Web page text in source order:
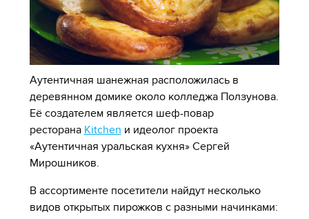
Аутентичная шанежная расположилась в
деревянном домике около колледжа Ползунова.
Её создателем является шеф-повар
ресторана Kitchen и идеолог проекта
«Аутентичная уральская кухня» Сергей
Мирошников.
В ассортименте посетители найдут несколько
видов открытых пирожков с разными начинками: